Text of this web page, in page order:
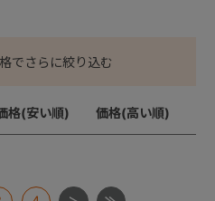
でさらに絞り込む
格(安い順) 価格(高い順)